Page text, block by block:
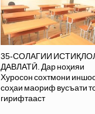
35-СОЛАГИИ
ДАВЛАТӢ. Дар ноҳияи
Хуросон сохтмони
соҳаи маориф вусъати
гирифтааст